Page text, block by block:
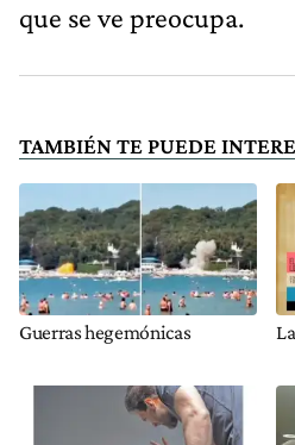
que se ve preocupa.
TAMBIÉN TE PUEDE
Guerras hegemónicas